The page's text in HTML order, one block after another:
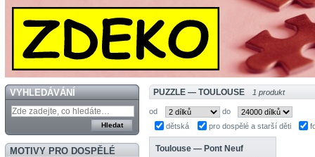
VYHLEDÁVÁNÍ
MOTIVY PRO DOSPĚLÉ
PUZZLE — TOULOUSE 1 produkt
od
do
dětská
pro dospělé a starší děti
Toulouse — Pont Neuf